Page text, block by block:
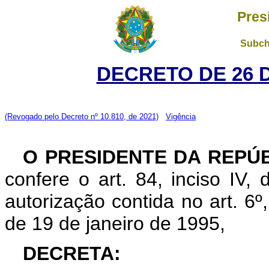
DECRETO DE 26
(Revogado pelo Decreto nº 10.810, de 2021) Vigência
O PRESIDENTE DA
confere o art. 84, inciso IV,
autorização contida no art.
de 19 de janeiro de 1995,
DECRETA: